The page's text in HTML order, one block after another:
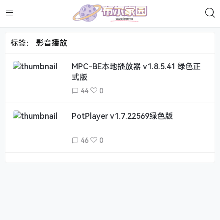
标签： 影音播放
MPC-BE本地播放器 v1.8.5.41 绿色正
式版
44 0
PotPlayer v1.7.22569绿色版
46 0